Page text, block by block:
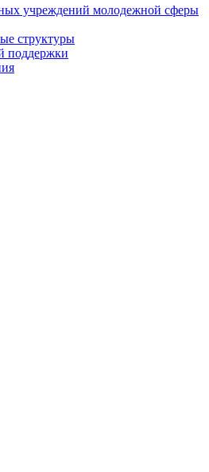
учреждений молодежной сферы
структуры
поддержки